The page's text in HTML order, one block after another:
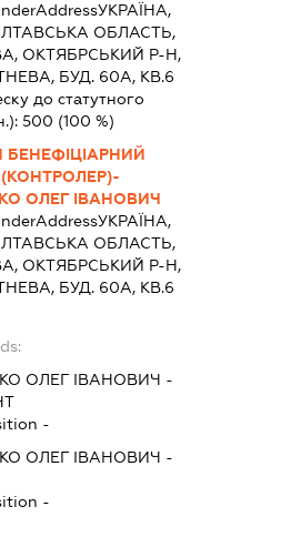
УКРАЇНА,
ОБЛАСТЬ,
ОКТЯБРСЬКИЙ Р-Н,
БУД. 60А, КВ.6
до статутного
500 (100 %)
БЕНЕФІЦІАРНИЙ
ОЛЕГ ІВАНОВИЧ
УКРАЇНА,
ОБЛАСТЬ,
ОКТЯБРСЬКИЙ Р-Н,
БУД. 60А, КВ.6
ОЛЕГ ІВАНОВИЧ -
-
ОЛЕГ ІВАНОВИЧ -
-